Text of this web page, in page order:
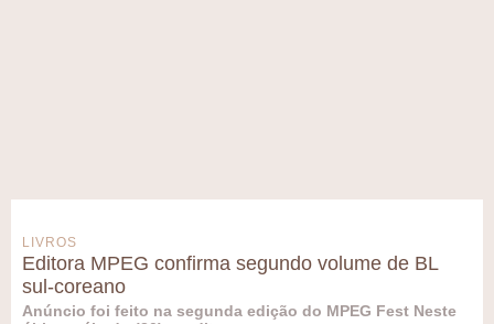
LIVROS
Editora MPEG confirma segundo volume de BL
sul-coreano
Anúncio foi feito na segunda edição do MPEG Fest Neste